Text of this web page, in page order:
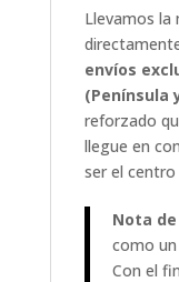
Llevamos la
envíos
(Península
reforzado
llegue en
ser el
Nota
como
Con el